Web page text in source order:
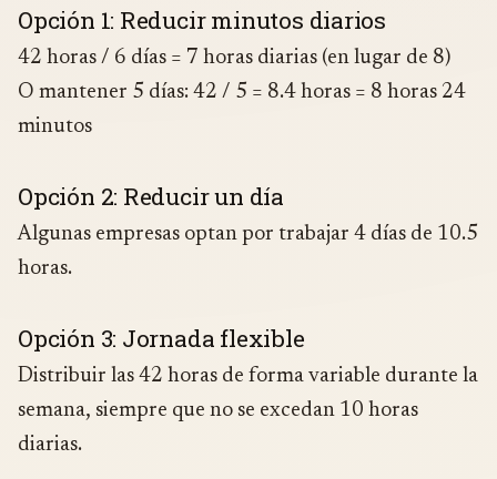
Opción 1: Reducir minutos diarios
42 horas / 6 días = 7 horas diarias (en lugar de 8)
O mantener 5 días: 42 / 5 = 8.4 horas = 8 horas 24
minutos
Opción 2: Reducir un día
Algunas empresas optan por trabajar 4 días de 10.5
horas.
Opción 3: Jornada flexible
Distribuir las 42 horas de forma variable durante la
semana, siempre que no se excedan 10 horas
diarias.